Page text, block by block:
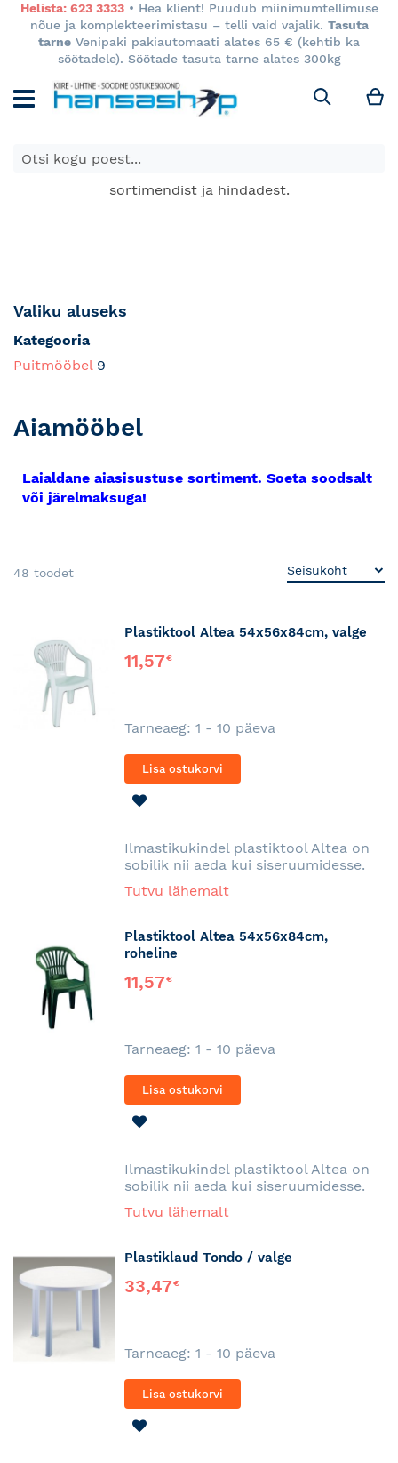
Helista: 623 3333• Hea klient! Puudub miinimumtellimuse
nõue ja komplekteerimistasu – telli vaid vajalik. Tasuta
tarne Venipaki pakiautomaati alates 65 € (kehtib ka
söötadele). Söötade tasuta tarne alates 300kg
Otsi
E-poes kuvatavad toodete hinnad kehtivad ainult e-
poes ja võivad erineda Keila ja Tartu poodide
sortimendist ja hindadest.
Valiku aluseks
Kategooria
Puitmööbel 9
Aiamööbel
Laialdane aiasisustuse sortiment. Soeta soodsalt
või järelmaksuga!
48 toodet
Plastiktool Altea 54x56x84cm, valge
11,57€
Tarneaeg: 1 - 10 päeva
Lisa ostukorvi
Ilmastikukindel plastiktool Altea on
sobilik nii aeda kui siseruumidesse.
Tutvu lähemalt
Plastiktool Altea 54x56x84cm,
roheline
11,57€
Tarneaeg: 1 - 10 päeva
Lisa ostukorvi
Ilmastikukindel plastiktool Altea on
sobilik nii aeda kui siseruumidesse.
Tutvu lähemalt
Plastiklaud Tondo / valge
33,47€
Tarneaeg: 1 - 10 päeva
Lisa ostukorvi